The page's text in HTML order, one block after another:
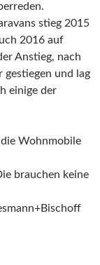
stieg 2015
2016 auf
Anstieg, nach
gestiegen und lag
einige der
Wohnmobile
brauchen keine